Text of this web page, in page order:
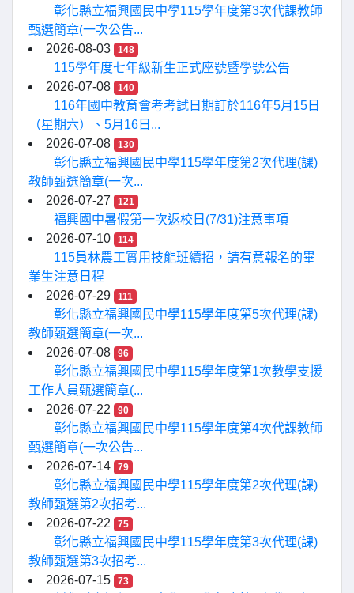
彰化縣立福興國民中學115學年度第3次代課教師
甄選簡章(一次公告...
2026-08-03
148
115學年度七年級新生正式座號暨學號公告
2026-07-08
140
116年國中教育會考考試日期訂於116年5月15日
（星期六）、5月16日...
2026-07-08
130
彰化縣立福興國民中學115學年度第2次代理(課)
教師甄選簡章(一次...
2026-07-27
121
福興國中暑假第一次返校日(7/31)注意事項
2026-07-10
114
115員林農工實用技能班續招，請有意報名的畢
業生注意日程
2026-07-29
111
彰化縣立福興國民中學115學年度第5次代理(課)
教師甄選簡章(一次...
2026-07-08
96
彰化縣立福興國民中學115學年度第1次教學支援
工作人員甄選簡章(...
2026-07-22
90
彰化縣立福興國民中學115學年度第4次代課教師
甄選簡章(一次公告...
2026-07-14
79
彰化縣立福興國民中學115學年度第2次代理(課)
教師甄選第2次招考...
2026-07-22
75
彰化縣立福興國民中學115學年度第3次代理(課)
教師甄選第3次招考...
2026-07-15
73